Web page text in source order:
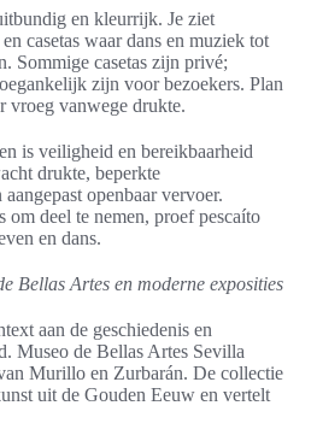
en kleurrijk. Je ziet
casetas waar dans en muziek tot
Sommige casetas zijn privé;
zijn voor bezoekers. Plan
vroeg vanwege drukte.
is veiligheid en bereikbaarheid
drukte, beperkte
openbaar vervoer.
om deel te nemen, proef pescaíto
en dans.
Bellas Artes en moderne exposities
aan de geschiedenis en
Museo de Bellas Artes Sevilla
Murillo en Zurbarán. De collectie
uit de Gouden Eeuw en vertelt